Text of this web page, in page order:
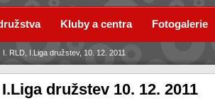
družstev 10. 12. 2011
I. RLD, I.Liga družstev, 10. 12. 2011
Kluby a centra Fotogalerie